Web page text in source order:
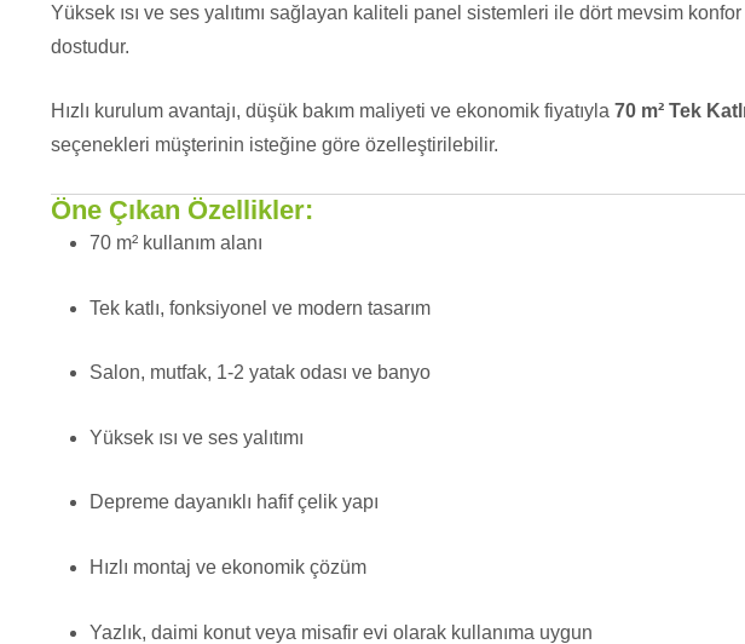
Yüksek ısı ve ses yalıtımı sağlayan kaliteli panel sistemleri ile dört mevsim
dostudur.
Hızlı kurulum avantajı, düşük bakım maliyeti ve ekonomik fiyatıyla 70 m² Tek
seçenekleri müşterinin isteğine göre özelleştirilebilir.
Öne Çıkan Özellikler:
70 m² kullanım alanı
Tek katlı, fonksiyonel ve modern tasarım
Salon, mutfak, 1-2 yatak odası ve banyo
Yüksek ısı ve ses yalıtımı
Depreme dayanıklı hafif çelik yapı
Hızlı montaj ve ekonomik çözüm
Yazlık, daimi konut veya misafir evi olarak kullanıma uygun